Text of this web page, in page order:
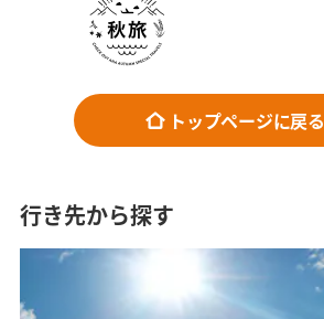
トップページに戻る
行き先から探す